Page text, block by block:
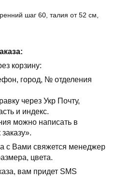
шаг 60, талия от 52 см,
корзину:
город, № отделения
через Укр Почту,
и индекс.
можно написать в
с Вами свяжется менеджер
цвета.
вам придет SMS